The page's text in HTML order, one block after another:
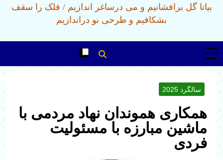
بیاتا گل برافشانیم و می درساغر اندازیم / فلک را سقف
بشکافیم و طرحی نو دراندازیم
سالگرد 2025
همکاری هموندان نهاد مردمی با
ماشین مبارزه با مسئولیت
فردی